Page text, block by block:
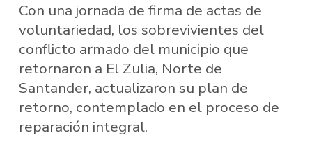
Con una jornada de firma de actas de
voluntariedad, los sobrevivientes del
conflicto armado del municipio que
retornaron a El Zulia, Norte de
Santander, actualizaron su plan de
retorno, contemplado en el proceso de
reparación integral.